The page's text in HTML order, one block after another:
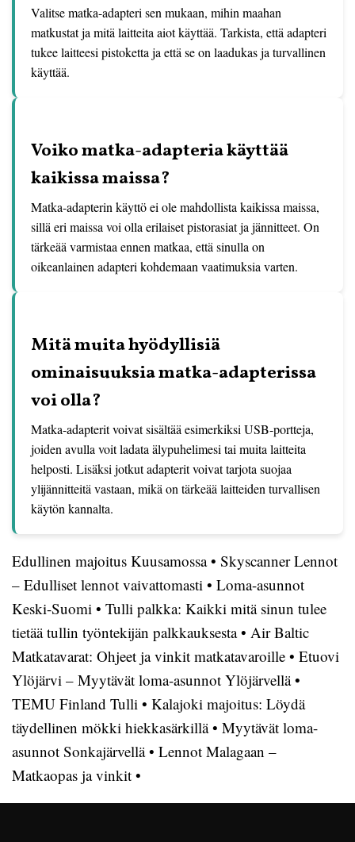
Valitse matka-adapteri sen mukaan, mihin maahan
matkustat ja mitä laitteita aiot käyttää. Tarkista, että adapteri
tukee laitteesi pistoketta ja että se on laadukas ja turvallinen
käyttää.
Voiko matka-adapteria käyttää
kaikissa maissa?
Matka-adapterin käyttö ei ole mahdollista kaikissa maissa,
sillä eri maissa voi olla erilaiset pistorasiat ja jännitteet. On
tärkeää varmistaa ennen matkaa, että sinulla on
oikeanlainen adapteri kohdemaan vaatimuksia varten.
Mitä muita hyödyllisiä
ominaisuuksia matka-adapterissa
voi olla?
Matka-adapterit voivat sisältää esimerkiksi USB-portteja,
joiden avulla voit ladata älypuhelimesi tai muita laitteita
helposti. Lisäksi jotkut adapterit voivat tarjota suojaa
ylijännitteitä vastaan, mikä on tärkeää laitteiden turvallisen
käytön kannalta.
Edullinen majoitus Kuusamossa• Skyscanner Lennot
– Edulliset lennot vaivattomasti • Loma-asunnot
Keski-Suomi • Tulli palkka: Kaikki mitä sinun tulee
tietää tullin työntekijän palkkauksesta• Air Baltic
Matkatavarat: Ohjeet ja vinkit matkatavaroille • Etuovi
Ylöjärvi – Myytävät loma-asunnot Ylöjärvellä•
TEMU Finland Tulli • Kalajoki majoitus: Löydä
täydellinen mökki hiekkasärkillä• Myytävät loma-
asunnot Sonkajärvellä• Lennot Malagaan –
Matkaopas ja vinkit •